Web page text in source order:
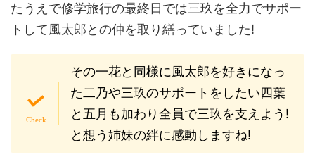
たうえで修学旅行の最終日では三玖を全力でサポー
トして風太郎との仲を取り繕っていました!
その一花と同様に風太郎を好きになっ
た二乃や三玖のサポートをしたい四葉
と五月も加わり全員で三玖を支えよう!
と想う姉妹の絆に感動しますね!